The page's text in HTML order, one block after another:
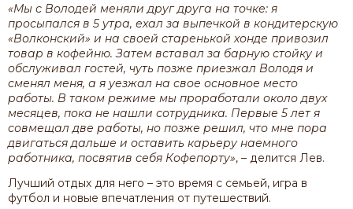
«Мы с Володей меняли друг друга на точке: я
просыпался в 5 утра, ехал за выпечкой в кондитерскую
«Волконский» и на своей старенькой хонде привозил
товар в кофейню. Затем вставал за барную стойку и
обслуживал гостей, чуть позже приезжал Володя и
сменял меня, а я уезжал на свое основное место
работы. В таком режиме мы проработали около двух
месяцев, пока не нашли сотрудника. Первые 5 лет я
совмещал две работы, но позже решил, что мне пора
двигаться дальше и оставить карьеру наемного
работника, посвятив себя Кофепорту», – делится Лев.
Лучший отдых для него – это время с семьей, игра в
футбол и новые впечатления от путешествий.